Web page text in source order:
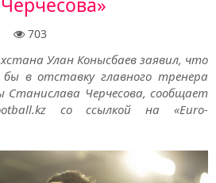
703
Улан Конысбаев заявил, что
в отставку главного тренера
Станислава Черчесова, сообщает
со ссылкой на «Euro-